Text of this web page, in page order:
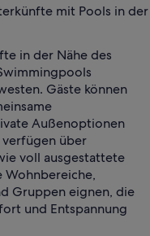
mit Pools in der
in der Nähe des
Gäste können
Außenoptionen
über
voll ausgestattete
Wohnbereiche,
Gruppen eignen, die
und Entspannung